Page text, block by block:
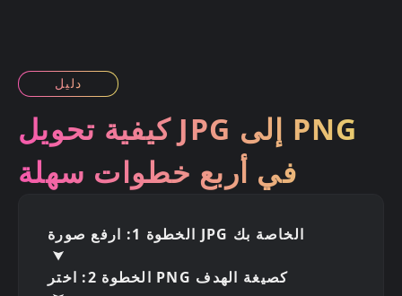
دليل
كيفية تحويل JPG إلى PNG
في أربع خطوات سهلة
الخطوة 1: ارفع صورة JPG الخاصة بك
الخطوة 2: اختر PNG كصيغة الهدف